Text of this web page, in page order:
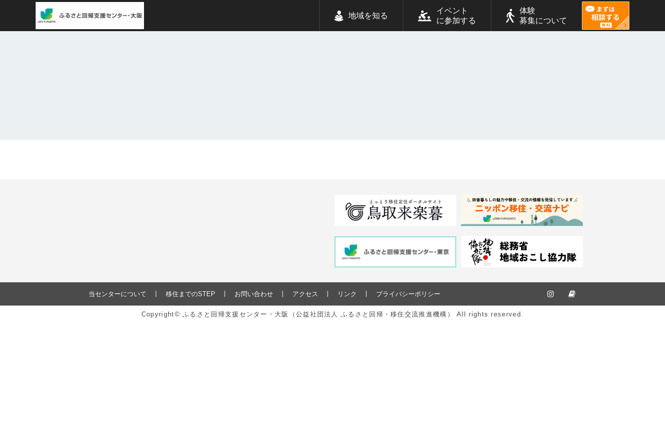
地域を知る
イベント
に参加する
体験
募集について
当センターについて 移住までのSTEP お問い合わせ アクセス リンク プライバシーポリシー
Copyright© ふるさと回帰支援センター・大阪（公益社団法人 ふるさと回帰・移住交流推進機構） All rights reserved.